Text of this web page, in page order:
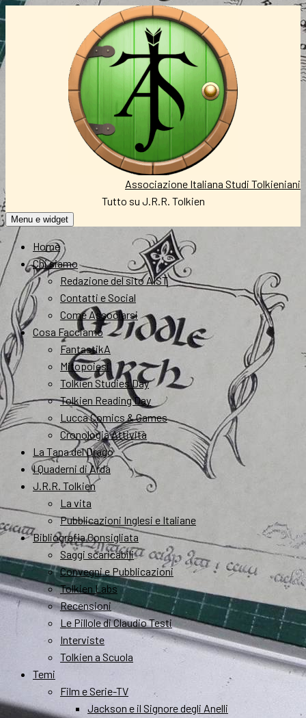
contenuto
Associazione Italiana Studi Tolkieniani
Tutto su J.R.R. Tolkien
Menu e widget
Home
Chi siamo
Redazione del sito AIST
Contatti e Social
Come Associarsi
Cosa Facciamo
FantastikA
Mitopoiesi
Tolkien Studies Day
Tolkien Reading Day
Lucca Comics & Games
Cronologia Attività
La Tana del Drago
I Quaderni di Arda
J.R.R. Tolkien
La vita
Pubblicazioni Inglesi e Italiane
Bibliografia Consigliata
Saggi scaricabili
Convegni e Pubblicazioni
Tolkien Labs
Recensioni
Le Pillole di Claudio Testi
Interviste
Tolkien a Scuola
Temi
Film e Serie-TV
Jackson e il Signore degli Anelli